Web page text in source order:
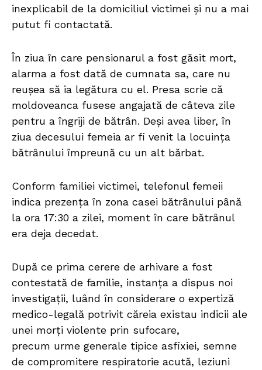
inexplicabil de la domiciliul victimei și nu a mai
putut fi contactată.
În ziua în care pensionarul a fost găsit mort,
alarma a fost dată de cumnata sa, care nu
reușea să ia legătura cu el. Presa scrie că
moldoveanca fusese angajată de câteva zile
pentru a îngriji de bătrân. Deși avea liber, în
ziua decesului femeia ar fi venit la locuința
bătrânului împreună cu un alt bărbat.
Conform familiei victimei, telefonul femeii
indica prezența în zona casei bătrânului până
la ora 17:30 a zilei, moment în care bătrânul
era deja decedat.
După ce prima cerere de arhivare a fost
contestată de familie, instanța a dispus noi
investigații, luând în considerare o expertiză
medico-legală potrivit căreia existau indicii ale
unei morți violente prin sufocare,
precum urme generale tipice asfixiei, semne
de compromitere respiratorie acută, leziuni